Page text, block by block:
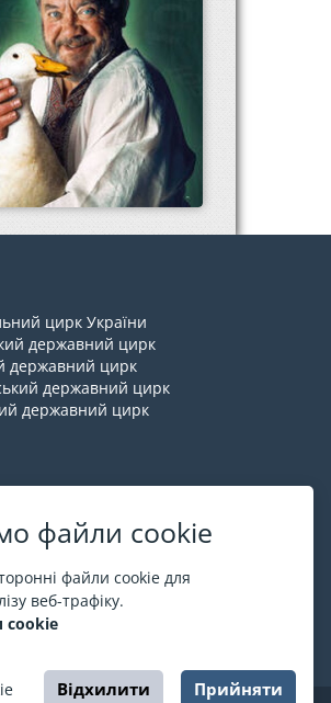
файли cookie
файли cookie для
веб-трафіку.
cookie
Відхилити Прийняти
цирк України
державний цирк
державний цирк
державний цирк
державний цирк
.in.ua
афіша Києва та
Всі квитки продаються